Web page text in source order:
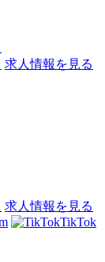
求人情報を見る
求人情報を見る
TikTok